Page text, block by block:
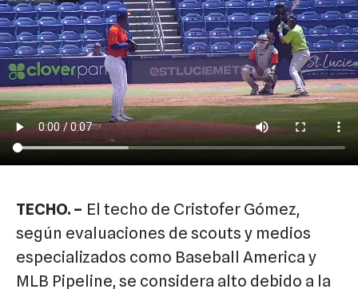
TECHO. – El techo de Cristofer Gómez,
según evaluaciones de scouts y medios
especializados como Baseball America y
MLB Pipeline, se considera alto debido a la